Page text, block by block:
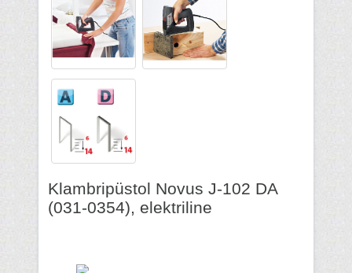
Klambripüstol Novus J-102 DA
(031-0354), elektriline